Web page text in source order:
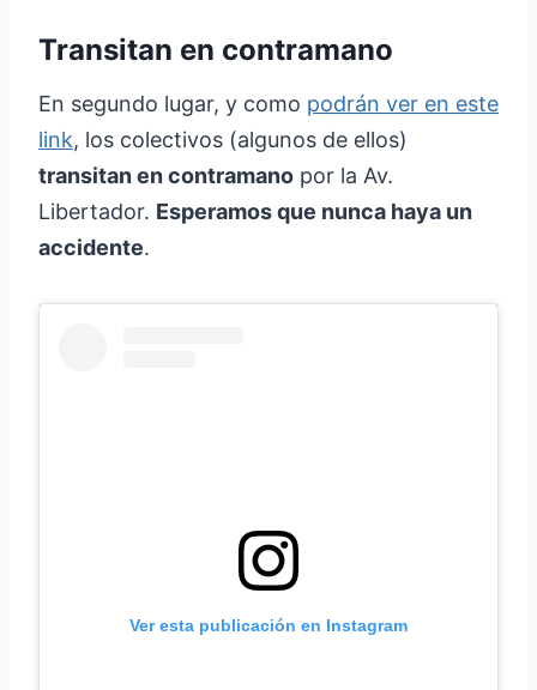
Transitan en contramano
En segundo lugar, y como podrán ver en este
link, los colectivos (algunos de ellos)
transitan en contramano por la Av.
Libertador. Esperamos que nunca haya un
accidente.
Ver esta publicación en Instagram